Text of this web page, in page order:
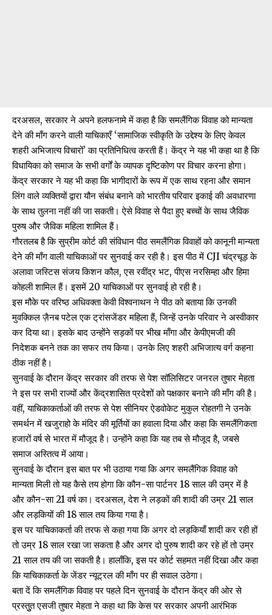
दरअसल, सरकार ने अपने हलफनामे में कहा है किसमलैंगिक विवाहको मान्यता
देने की माँग करने वाली याचिकाएँ ‘सामाजिक स्वीकृति के उद्देश्य के लिए केवल
शहरी अभिजात्य विचारों’ का प्रतिनिधित्व करती हैं। केंद्र ने यह भी कहा था है कि
विधायिका को समाज के सभी वर्गों के व्यापक दृष्टिकोण पर विचार करना होगा।
केंद्र सरकार ने यह भी कहा कि भागीदारों के रूप में एक साथ रहना और समान
लिंग वाले व्यक्तियों द्वारा यौन संबंध बनाने को भारतीय परिवार इकाई की अवधारणा
के साथ तुलना नहीं की जा सकती। ऐसे विवाह से पैदा हुए बच्चों के साथ जैविक
पुरुष और जैविक महिला शामिल हैं।
गौरतलब है कि सुप्रीम कोर्ट की संविधान पीठ समलैंगिक विवाहों को कानूनी मान्यता
देने की माँग वाली याचिकाओं पर सुनवाई कर रही है। इस पीठ में CJI चंद्रचूड़ के
अलावा जस्टिस संजय किशन कौल, एस रवींद्र भट, पीएस नरसिम्हा और हिमा
कोहली शामिल हैं। इसमें 20 याचिकाओं पर सुनवाई हो रही है।
इस मौके पर वरिष्ठ अधिवक्ता केवी विश्वनाथन ने पीठ को बताया कि उनकी
मुवक्किलज़ैनब पटेल एक ट्रांसजेंडर महिलाहैं, जिन्हें उनके परिवार ने अस्वीकार
कर दिया था। इसके बाद उन्होंने सड़कों पर भीख माँगा और केपीएमजी की
निदेशक बनने तक का सफर तय किया। उनके लिए शहरी अभिजात्य वर्ग कहना
ठीक नहीं है।
सुनवाई के दौरान केंद्र सरकार की तरफ से पेश सॉलिसिटर जनरल तुषार मेहता
ने इस पर सभी राज्यों और केंद्रशासित प्रदेशों को पक्षकार बनाने की माँग की है।
वहीं, याचिकाकर्ताओं की तरफ से पेश सीनियर ऐडवोकेट मुकुल रोहतगी ने उनके
समर्थन मेंखजुराहो के मंदिर की मूर्तियोंका हवाला दिया और कहा कि समलैंगिकता
हजारों वर्ष से भारत में मौजूद है। उन्होंने कहा कि यह तब से मौजूद है, जबसे
समाज अस्तित्व में आया।
सुनवाई के दौरान इस बात पर भी उठाया गया कि अगर समलैंगिक विवाह को
मान्यता मिली तो यह कैसे तय होगा कि कौन-सा पार्टनर 18 साल की उम्र में है
और कौन-सा 21 वर्ष का। दरअसल, देश ने लड़कों की शादी की उम्र 21 साल
और लड़कियों की 18 साल तय किया गया है।
इस पर याचिकाकर्ता की तरफ से कहा गया कि अगर दो लड़कियाँ शादी कर रही हों
तो उम्र 18 साल रखा जा सकता है और अगर दो पुरुष शादी कर रहे हों तो उम्र
21 साल तय की जा सकती है। हालाँकि, इस पर कोर्ट सहमत नहीं दिखा और कहा
कि याचिकाकर्ता केजेंडर न्यूट्रलकी माँग पर ही सवाल उठेगा।
बता दें कि समलैंगिक विवाह पर पहले दिन सुनवाई के दौरान केंद्र की ओर से
प्रस्तुुत एसजी तुषार मेहता ने कहा था कि केस पर सरकार अपनी आरंभिक